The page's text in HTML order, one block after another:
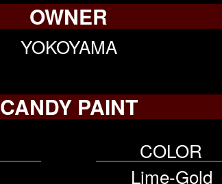
OWNER
YOKOYAMA
CANDY PAINT
COLOR
Lime-Gold